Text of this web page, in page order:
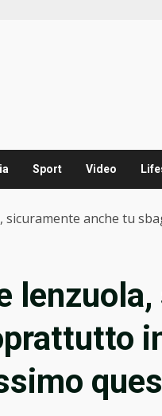
Sport Video
sicuramente anche tu